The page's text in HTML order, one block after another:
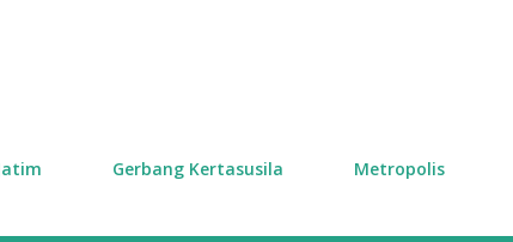
Gerbang Kertasusila Metropolis